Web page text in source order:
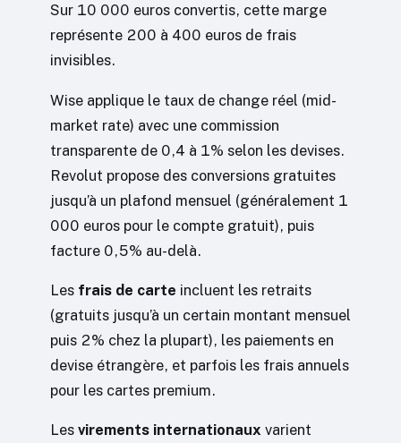
Sur 10 000 euros convertis, cette marge
représente 200 à 400 euros de frais
invisibles.
Wise applique le taux de change réel (mid-
market rate) avec une commission
transparente de 0,4 à 1% selon les devises.
Revolut propose des conversions gratuites
jusqu’à un plafond mensuel (généralement 1
000 euros pour le compte gratuit), puis
facture 0,5% au-delà.
Les frais de carte incluent les retraits
(gratuits jusqu’à un certain montant mensuel
puis 2% chez la plupart), les paiements en
devise étrangère, et parfois les frais annuels
pour les cartes premium.
Les virements internationaux varient